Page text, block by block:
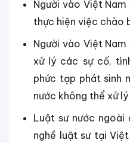
Người vào Việt
thực hiện việc chào
Người vào Việt
xử lý các sự cố,
phức tạp phát sinh
nước không thể xử
Luật sư nước ngoài
nghề luật sư tại